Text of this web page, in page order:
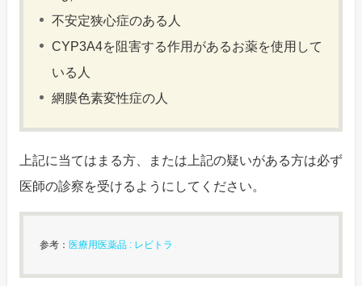
不安定狭心症のある人
CYP3A4を阻害する作用があるお薬を使用して
いる人
網膜色素変性症の人
上記に当てはまる方、または上記の疑いがある方は必ず
医師の診察を受けるようにしてください。
参考： 医療用医薬品 : レビトラ